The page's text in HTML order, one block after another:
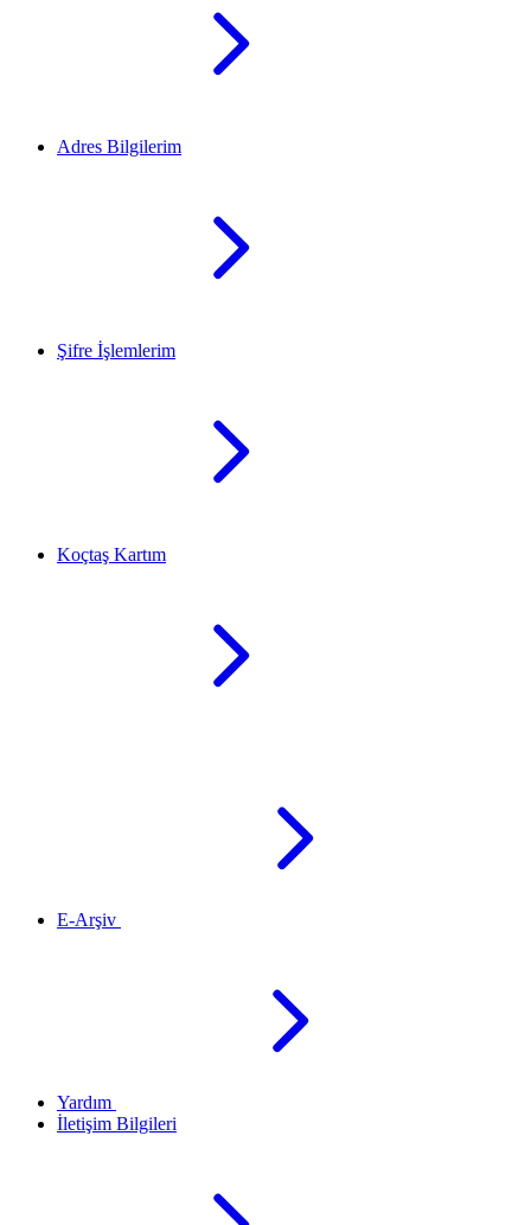
Adres Bilgilerim
Şifre İşlemlerim
Koçtaş Kartım
E-Arşiv
Yardım
İletişim Bilgileri